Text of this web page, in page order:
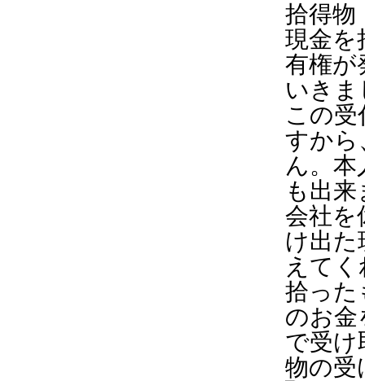
拾得物
現金を
有権が
いき
この受
すから
ん。
も出
会社を
け出た
えて
拾った
のお金
で受け
物の受